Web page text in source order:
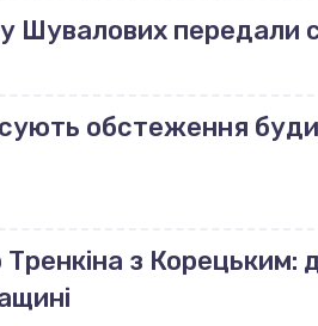
Шувалових передали
обстеження
з Корецьким: